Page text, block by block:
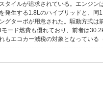
タイルが追求されている。エンジン
発生する1.8Lのハイブリッドと、同
グターボが用意された。駆動方式は
モード燃費も優れており、前者は
もエコカー減税の対象となっている